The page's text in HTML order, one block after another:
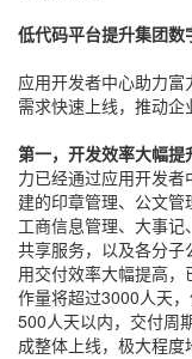
低代码平台提升集团
应用开发者中心助力
需求快速上线，推动企
第一，开发效率大幅提
力已经通过应用开发
建的印章管理、公文管
工商信息管理、大事
共享服务，以及各分
用交付效率大幅提高
作量将超过3000人天
500人天以内，交付周
成整体上线，极大程度